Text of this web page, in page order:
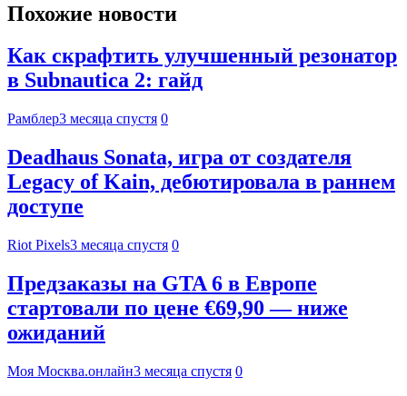
Похожие новости
Как скрафтить улучшенный резонатор
в Subnautica 2: гайд
Рамблер3 месяца спустя 0
Deadhaus Sonata, игра от создателя
Legacy of Kain, дебютировала в раннем
доступе
Riot Pixels3 месяца спустя 0
Предзаказы на GTA 6 в Европе
стартовали по цене €69,90 — ниже
ожиданий
Моя Москва.онлайн3 месяца спустя 0